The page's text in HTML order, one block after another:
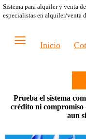
Sistema para alquiler y venta
especialistas en alquiler/venta
≡ Inicio
Prueba el sistema
crédito ni compromiso
aun